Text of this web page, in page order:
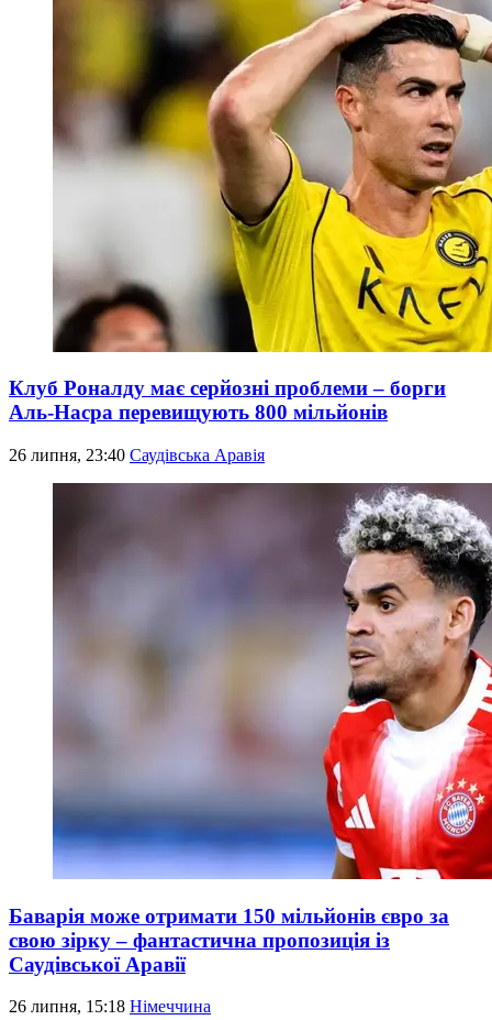
Клуб Роналду має серйозні проблеми – борги
Аль-Насра перевищують 800 мільйонів
26 липня, 23:40 Саудівська Аравія
Баварія може отримати 150 мільйонів євро за
свою зірку – фантастична пропозиція із
Саудівської Аравії
26 липня, 15:18 Німеччина